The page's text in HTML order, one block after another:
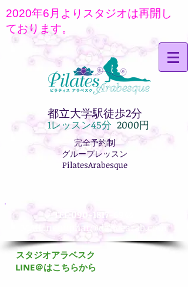
都立大学駅徒歩2分
1レッスン45分 2000円
TEL:
090-1817-6944
nenuphar@dancearab.com
完全予約制
グループレッスン
PilatesArabesque
スタジオアラベスク
​LINE＠はこちらから
2020年6月よりスタジオは再開し
ております。